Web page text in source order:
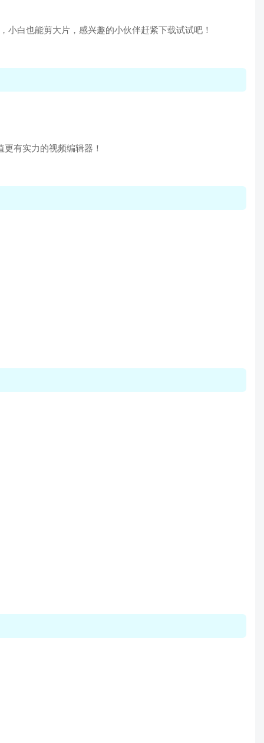
白也能剪大片，感兴趣的小伙伴赶紧下载试试吧！
有实力的视频编辑器！